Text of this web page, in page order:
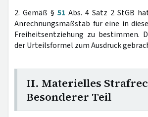
2. Gemäß § 51 Abs. 4 Satz 2 StGB
Anrechnungsmaßstab für eine in
Freiheitsentziehung zu bestimmen.
der Urteilsformel zum Ausdruck
II. Materielles
Besonderer Teil